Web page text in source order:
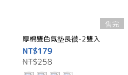
售完
厚棉雙色氣墊長襪-2雙入
NT$179
NT$258